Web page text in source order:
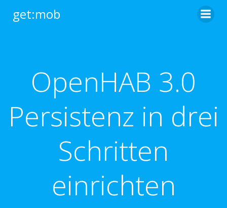
get:mob
OpenHAB 3.0
Persistenz in drei
Schritten
einrichten